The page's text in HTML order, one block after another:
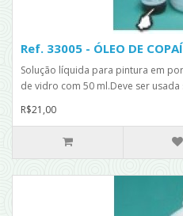
Ref. 33005 - ÓLEO DE
Solução líquida para pintura em
de vidro com 50 ml.Deve ser usada
R$21,00